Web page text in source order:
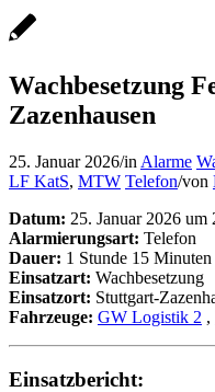
Wachbesetzung
Zazenhausen
25. Januar 2026/in Alarme
LF KatS, MTW Telefon/von
Datum: 25. Januar 2026 um
Alarmierungsart: Telefon
Dauer: 1 Stunde 15 Minuten
Einsatzart: Wachbesetzung
Einsatzort: Stuttgart-
Fahrzeuge: GW Logistik 2 ,
Einsatzbericht: